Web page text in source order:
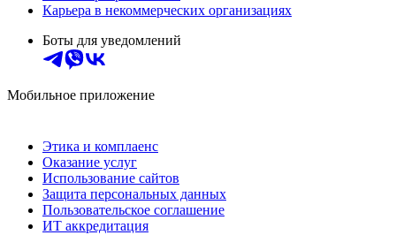
Карьера в некоммерческих организациях
Боты для уведомлений
Мобильное приложение
Этика и комплаенс
Оказание услуг
Использование сайтов
Защита персональных данных
Пользовательское соглашение
ИТ аккредитация